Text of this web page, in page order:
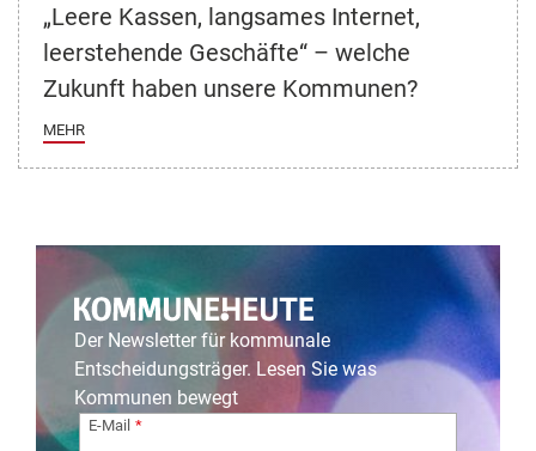
„Leere Kassen, langsames Internet,
leerstehende Geschäfte“ – welche
Zukunft haben unsere Kommunen?
MEHR
Der Newsletter für kommunale
Entscheidungsträger. Lesen Sie was
Kommunen bewegt
E-Mail